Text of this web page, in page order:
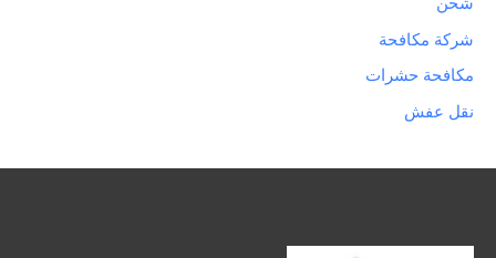
شركة مكافحة
مكافحة حشرات
نقل عفش